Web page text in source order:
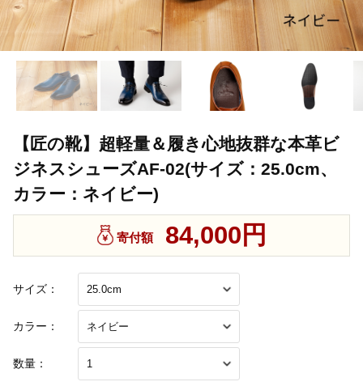
【匠の靴】超軽量＆履き心地抜群な本革ビ
ジネスシューズAF-02(サイズ：25.0cm、
カラー：ネイビー)
サイズ：
カラー：
数量：
寄付額 84,000円